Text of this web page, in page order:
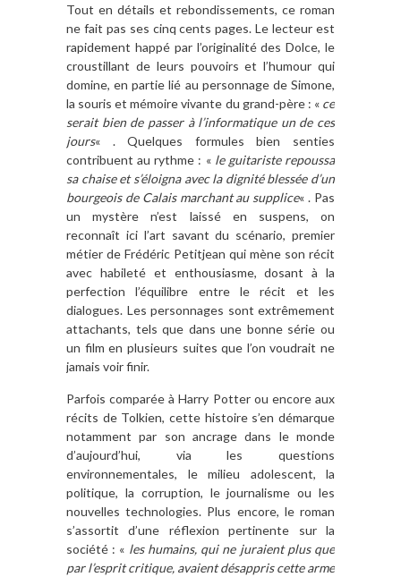
Tout en détails et rebondissements, ce roman
ne fait pas ses cinq cents pages. Le lecteur est
rapidement happé par l’originalité des Dolce, le
croustillant de leurs pouvoirs et l’humour qui
domine, en partie lié au personnage de Simone,
la souris et mémoire vivante du grand-père : « ce
serait bien de passer à l’informatique un de ces
jours« . Quelques formules bien senties
contribuent au rythme : « le guitariste repoussa
sa chaise et s’éloigna avec la dignité blessée d’un
bourgeois de Calais marchant au supplice« . Pas
un mystère n’est laissé en suspens, on
reconnaît ici l’art savant du scénario, premier
métier de Frédéric Petitjean qui mène son récit
avec habileté et enthousiasme, dosant à la
perfection l’équilibre entre le récit et les
dialogues. Les personnages sont extrêmement
attachants, tels que dans une bonne série ou
un film en plusieurs suites que l’on voudrait ne
jamais voir finir.
Parfois comparée à Harry Potter ou encore aux
récits de Tolkien, cette histoire s’en démarque
notamment par son ancrage dans le monde
d’aujourd’hui, via les questions
environnementales, le milieu adolescent, la
politique, la corruption, le journalisme ou les
nouvelles technologies. Plus encore, le roman
s’assortit d’une réflexion pertinente sur la
société : « les humains, qui ne juraient plus que
par l’esprit critique, avaient désappris cette arme